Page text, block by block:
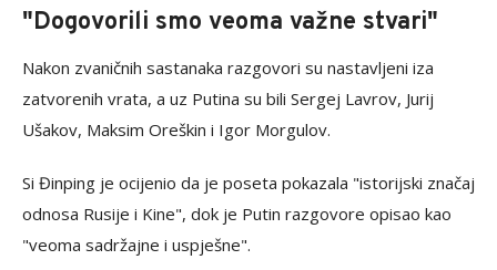
"Dogovorili smo veoma važne stvari"
Nakon zvaničnih sastanaka razgovori su nastavljeni iza
zatvorenih vrata, a uz Putina su bili Sergej Lavrov, Jurij
Ušakov, Maksim Oreškin i Igor Morgulov.
Si Đinping je ocijenio da je poseta pokazala "istorijski značaj
odnosa Rusije i Kine", dok je Putin razgovore opisao kao
"veoma sadržajne i uspješne".